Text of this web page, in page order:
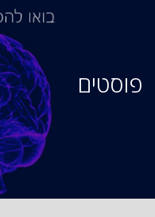
פוסטים